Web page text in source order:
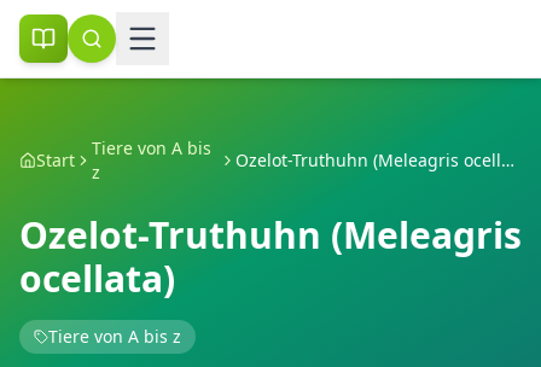
Start
Tiere von A bis
z
Ozelot-Truthuhn (Meleagris ocellata)
Ozelot-Truthuhn (Meleagris
ocellata)
Tiere von A bis z